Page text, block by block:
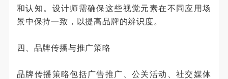
和认知。设计师需确保这些视觉元素在不同应用场
景中保持一致，以提高品牌的辨识度。
四、品牌传播与推广策略
品牌传播策略包括广告推广、公关活动、社交媒体